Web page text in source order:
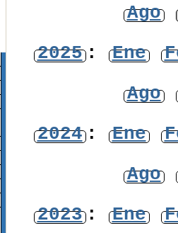
Ago
2025: Ene
Ago
2024: Ene
Ago
2023: Ene